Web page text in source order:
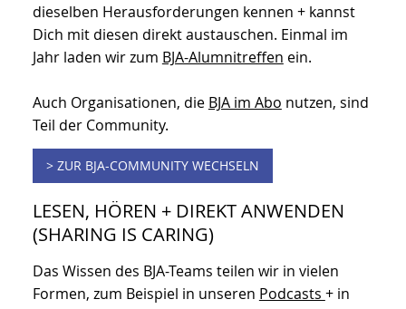
Der Abschluss Deiner Ausbildung oder
MasterClass ist nicht das Ende Deiner Lernreise.
Als Alumni erhältst Du Zugang zur BJA-
Raum für echten Austausch, weiterführende
Inhalte + besondere Angebote.
Du bleibst mit Menschen verbunden, die
Dich mit diesen direkt austauschen. Einmal im
Jahr laden wir zumBJA-Alumnitreffen
Auch Organisationen, dieBJA im Abo nutzen, sind